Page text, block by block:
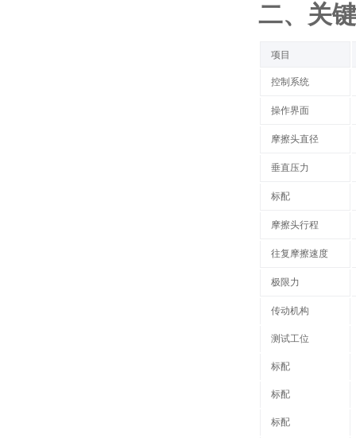
二、关
项目
控制系统
操作界面
摩擦头直径
垂直压力
标配
摩擦头行程
往复摩擦速度
极限力
传动机构
测试工位
标配
标配
标配